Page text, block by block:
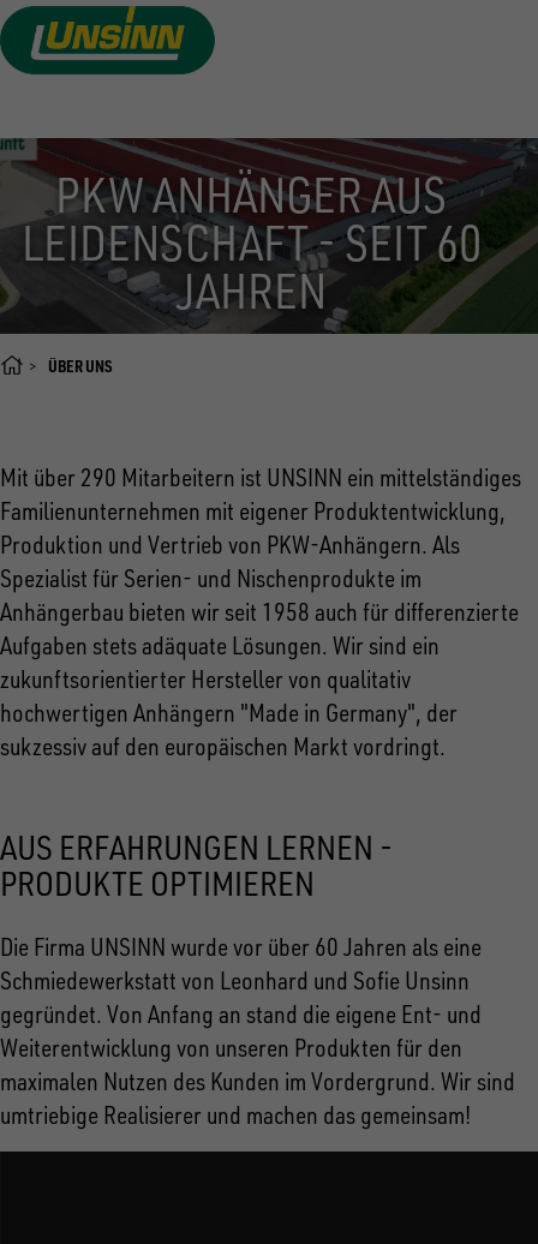
Direkt
zum
Inhalt
PKW ANHÄNGER AUS
LEIDENSCHAFT - SEIT 60
JAHREN
ÜBER UNS
Mit über 290 Mitarbeitern ist UNSINN ein mittelständiges
Familienunternehmen mit eigener Produktentwicklung,
Produktion und Vertrieb von PKW-Anhängern. Als
Spezialist für Serien- und Nischenprodukte im
Anhängerbau bieten wir seit 1958 auch für differenzierte
Aufgaben stets adäquate Lösungen. Wir sind ein
zukunftsorientierter Hersteller von qualitativ
hochwertigen Anhängern "Made in Germany", der
sukzessiv auf den europäischen Markt vordringt.
AUS ERFAHRUNGEN LERNEN -
PRODUKTE OPTIMIEREN
Die Firma UNSINN wurde vor über 60 Jahren als eine
Schmiedewerkstatt von Leonhard und Sofie Unsinn
gegründet. Von Anfang an stand die eigene Ent- und
Weiterentwicklung von unseren Produkten für den
maximalen Nutzen des Kunden im Vordergrund. Wir sind
umtriebige Realisierer und machen das gemeinsam!